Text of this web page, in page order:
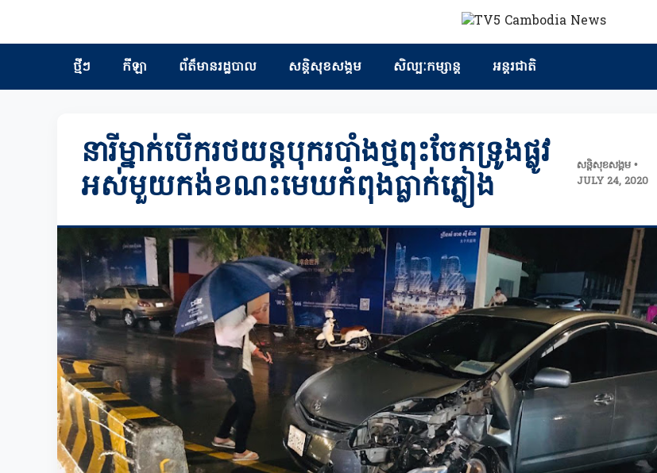
ថ្មីៗ កីឡា ព័ត៏មានរដ្ឋបាល សន្តិសុខសង្គម សិល្បៈកម្សាន្ត អន្តរជាតិ
នារីម្នាក់បេីករថយន្តបុករបាំងថ្មពុះចែកទ្រូងផ្លូវ
អស់មួយកង់ខណះមេឃកំពុងធ្លាក់ភ្លៀង
សន្តិសុខសង្គម •
JULY 24, 2020